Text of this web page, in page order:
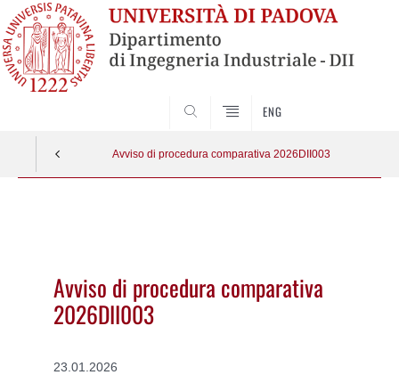
ENG
Avviso di procedura comparativa 2026DII003
Avviso di procedura comparativa
2026DII003
23.01.2026